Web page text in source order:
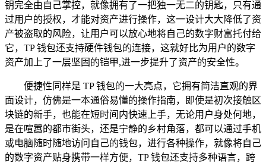
钥完全由自己掌控，就像拥有了一把独一无二的钥匙，只有通
过用户的授权，才能对资产进行操作，这一设计大大降低了资
产被盗取的风险，让用户可以放心地将自己的数字财富托付给
它，TP 钱包还支持硬件钱包的连接，这就好比为用户的数字
资产加上了一层坚固的铠甲,进一步提升了资产的安全性。
便捷性同样是 TP 钱包的一大亮点，它拥有简洁直观的界
面设计，仿佛是一本通俗易懂的操作指南，即使是初次接触区
块链的新手，也能在短时间内快速上手，无论用户身处何地，
是在喧嚣的都市街头，还是宁静的乡村角落，都可以通过手机
或电脑随时随地访问自己的钱包，进行各种操作，就像将自己
的数字资产贴身携带一样方便，TP 钱包还支持多种语言，跨